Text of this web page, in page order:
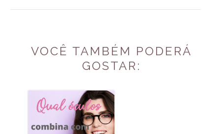
VOCÊ TAMBÉM PODERÁ
GOSTAR: